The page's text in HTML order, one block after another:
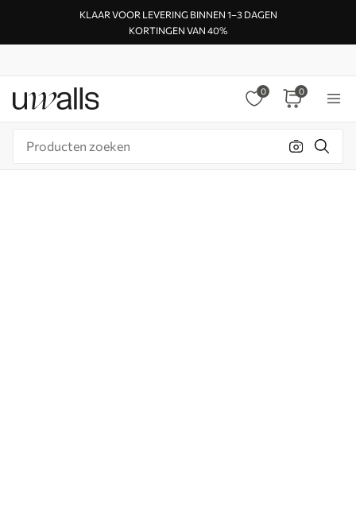
KLAAR VOOR LEVERING BINNEN 1–3 DAGEN
KORTINGEN VAN 40%
0 0